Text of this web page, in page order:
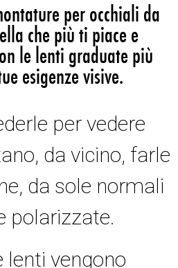
per occhiali da
che più ti piace e
le lenti graduate più
esigenze visive.
per vedere
da vicino, farle
da sole normali
polarizzate.
lenti vengono